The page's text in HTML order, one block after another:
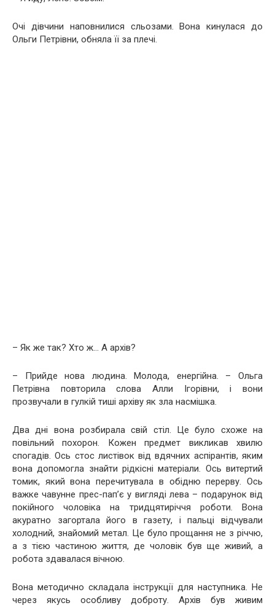
Очі дівчини наповнилися сльозами. Вона кинулася до
Ольги Петрівни, обняла її за плечі.
– Як же так? Хто ж… А архів?
– Прийде нова людина. Молода, енергійна. – Ольга
Петрівна повторила слова Алли Ігорівни, і вони
прозвучали в гулкій тиші архіву як зла насмішка.
Два дні вона розбирала свій стіл. Це було схоже на
повільний похорон. Кожен предмет викликав хвилю
спогадів. Ось стос листівок від вдячних аспірантів, яким
вона допомогла знайти рідкісні матеріали. Ось витертий
томик, який вона перечитувала в обідню перерву. Ось
важке чавунне прес-пап’є у вигляді лева – подарунок від
покійного чоловіка на тридцятиріччя роботи. Вона
акуратно загортала його в газету, і пальці відчували
холодний, знайомий метал. Це було прощання не з річчю,
а з тією частиною життя, де чоловік був ще живий, а
робота здавалася вічною.
Вона методично складала інструкції для наступника. Не
через якусь особливу доброту. Архів був живим